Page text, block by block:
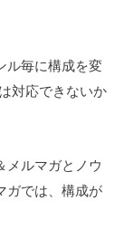
ル毎に構成を変
対応できないか
メルマガとノウ
ガでは、構成が